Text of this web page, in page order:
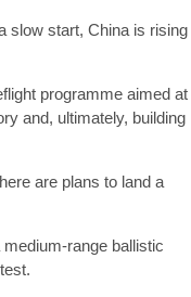
slow start, China is rising
programme aimed at
and, ultimately, building
are plans to land a
range ballistic